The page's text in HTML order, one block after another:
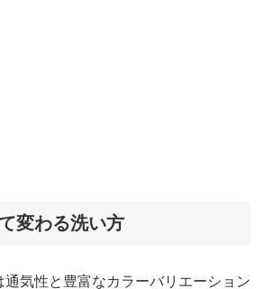
変わる洗い方
通気性と豊富なカラーバリエーション